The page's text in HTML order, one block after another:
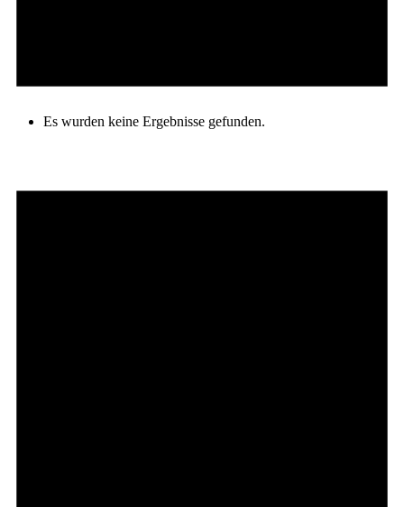
Es wurden keine Ergebnisse gefunden.